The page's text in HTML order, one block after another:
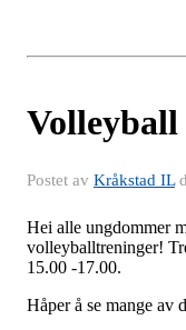
Postet av Kråkstad IL
Hei alle ungdommer
volleyballtreninger!
15.00 -17.00.
Håper å se mange av